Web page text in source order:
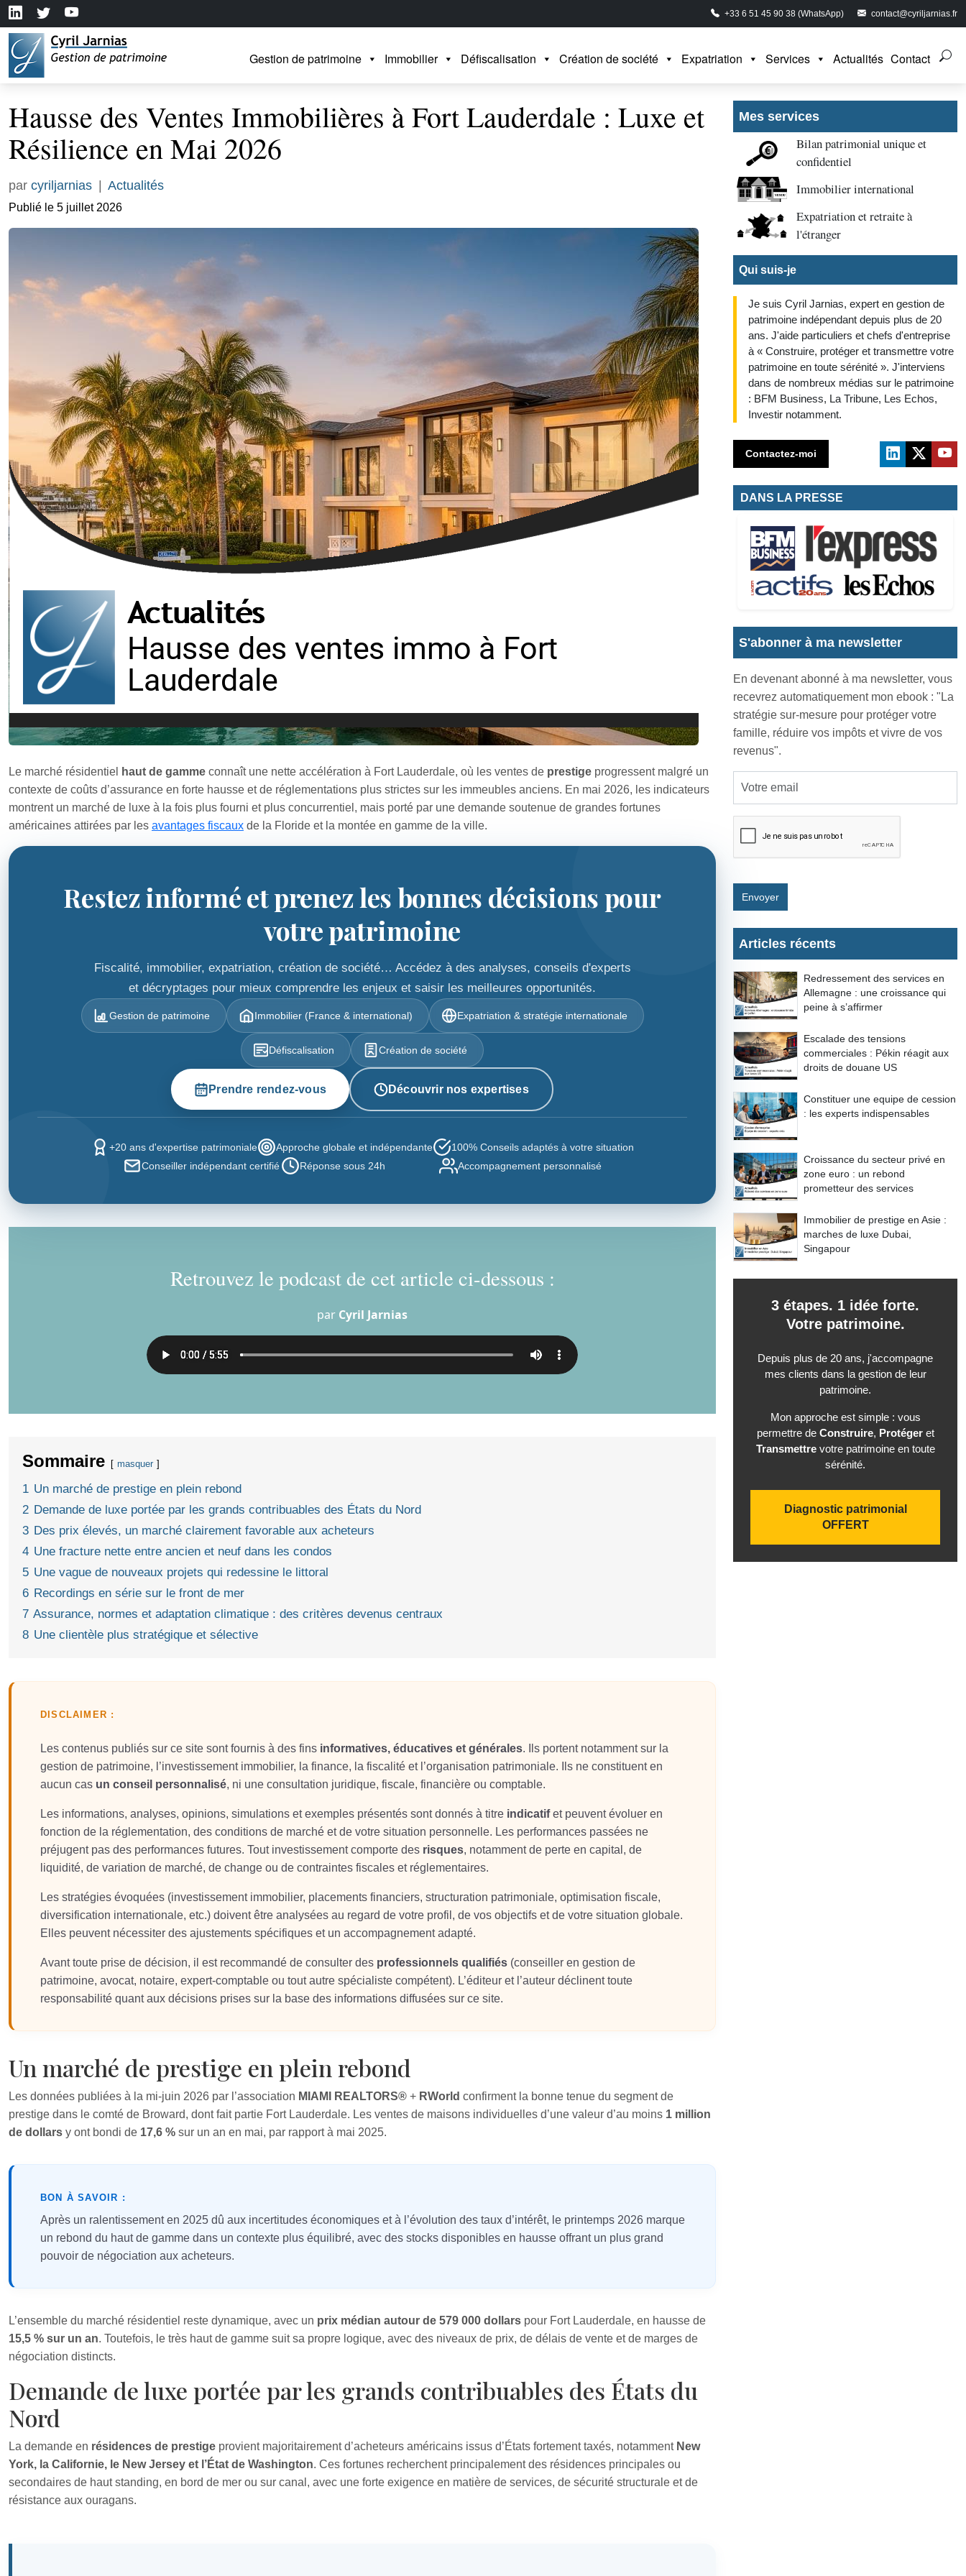
+33 6 51 45 90 38 (WhatsApp) contact@cyriljarnias.fr
Gestion de patrimoine Immobilier Défiscalisation Création de société Expatriation Services Actualités Contact
Hausse des Ventes Immobilières à Fort Lauderdale : Luxe et
Résilience en Mai 2026
par cyriljarnias Actualités
Publié le 5 juillet 2026
Le marché résidentiel haut de gamme connaît une nette accélération à Fort Lauderdale, où les ventes de prestige progressent malgré un
contexte de coûts d’assurance en forte hausse et de réglementations plus strictes sur les immeubles anciens. En mai 2026, les indicateurs
montrent un marché de luxe à la fois plus fourni et plus concurrentiel, mais porté par une demande soutenue de grandes fortunes
américaines attirées par les avantages fiscaux de la Floride et la montée en gamme de la ville.
Restez informé et prenez les bonnes décisions pour
votre patrimoine
Fiscalité, immobilier, expatriation, création de société… Accédez à des analyses, conseils d'experts
et décryptages pour mieux comprendre les enjeux et saisir les meilleures opportunités.
Gestion de patrimoine Immobilier (France & international) Expatriation & stratégie internationale
Défiscalisation Création de société
Prendre rendez-vous Découvrir nos expertises
+20 ans d'expertise patrimoniale Approche globale et indépendante
100% Conseils adaptés à votre situation
Conseiller indépendant certifié
Réponse sous 24h Accompagnement personnalisé
Retrouvez le podcast de cet article ci-dessous :
par Cyril Jarnias
Sommaire masquer
1 Un marché de prestige en plein rebond
2 Demande de luxe portée par les grands contribuables des États du Nord
3 Des prix élevés, un marché clairement favorable aux acheteurs
4 Une fracture nette entre ancien et neuf dans les condos
5 Une vague de nouveaux projets qui redessine le littoral
6 Recordings en série sur le front de mer
7 Assurance, normes et adaptation climatique : des critères devenus centraux
8 Une clientèle plus stratégique et sélective
DISCLAIMER :
Les contenus publiés sur ce site sont fournis à des fins informatives, éducatives et générales. Ils portent notamment sur la
gestion de patrimoine, l’investissement immobilier, la finance, la fiscalité et l’organisation patrimoniale. Ils ne constituent en
aucun cas un conseil personnalisé, ni une consultation juridique, fiscale, financière ou comptable.
Les informations, analyses, opinions, simulations et exemples présentés sont donnés à titre indicatifet peuvent évoluer en
fonction de la réglementation, des conditions de marché et de votre situation personnelle. Les performances passées ne
préjugent pas des performances futures. Tout investissement comporte des risques, notamment de perte en capital, de
liquidité, de variation de marché, de change ou de contraintes fiscales et réglementaires.
Les stratégies évoquées (investissement immobilier, placements financiers, structuration patrimoniale, optimisation fiscale,
diversification internationale, etc.) doivent être analysées au regard de votre profil, de vos objectifs et de votre situation globale.
Elles peuvent nécessiter des ajustements spécifiques et un accompagnement adapté.
Avant toute prise de décision, il est recommandé de consulter des professionnels qualifiés (conseiller en gestion de
patrimoine, avocat, notaire, expert-comptable ou tout autre spécialiste compétent). L’éditeur et l’auteur déclinent toute
responsabilité quant aux décisions prises sur la base des informations diffusées sur ce site.
Un marché de prestige en plein rebond
Les données publiées à la mi-juin 2026 par l’association MIAMI REALTORS® + RWorld confirment la bonne tenue du segment de
prestige dans le comté de Broward, dont fait partie Fort Lauderdale. Les ventes de maisons individuelles d’une valeur d’au moins 1 million
de dollars y ont bondi de 17,6 % sur un an en mai, par rapport à mai 2025.
BON À SAVOIR :
Après un ralentissement en 2025 dû aux incertitudes économiques et à l’évolution des taux d’intérêt, le printemps 2026 marque
un rebond du haut de gamme dans un contexte plus équilibré, avec des stocks disponibles en hausse offrant un plus grand
pouvoir de négociation aux acheteurs.
L’ensemble du marché résidentiel reste dynamique, avec un prix médian autour de 579 000 dollars pour Fort Lauderdale, en hausse de
15,5 % sur un an. Toutefois, le très haut de gamme suit sa propre logique, avec des niveaux de prix, de délais de vente et de marges de
négociation distincts.
Demande de luxe portée par les grands contribuables des États du
Nord
La demande en résidences de prestige provient majoritairement d’acheteurs américains issus d’États fortement taxés, notamment New
York, la Californie, le New Jersey et l’État de Washington. Ces fortunes recherchent principalement des résidences principales ou
secondaires de haut standing, en bord de mer ou sur canal, avec une forte exigence en matière de services, de sécurité structurale et de
résistance aux ouragans.
Mes services
Bilan patrimonial unique et
confidentiel
Immobilier international
Expatriation et retraite à
l'étranger
Qui suis-je
Je suis Cyril Jarnias, expert en gestion de
patrimoine indépendant depuis plus de 20
ans. J'aide particuliers et chefs d'entreprise
à « Construire, protéger et transmettre votre
patrimoine en toute sérénité ». J'interviens
dans de nombreux médias sur le patrimoine
: BFM Business, La Tribune, Les Echos,
Investir notamment.
Contactez-moi
DANS LA PRESSE
S'abonner à ma newsletter
En devenant abonné à ma newsletter, vous
recevrez automatiquement mon ebook : "La
stratégie sur-mesure pour protéger votre
famille, réduire vos impôts et vivre de vos
revenus".
Envoyer
Articles récents
Redressement des services en
Allemagne : une croissance qui
peine à s’affirmer
Escalade des tensions
commerciales : Pékin réagit aux
droits de douane US
Constituer une equipe de cession
: les experts indispensables
Croissance du secteur privé en
zone euro : un rebond
prometteur des services
Immobilier de prestige en Asie :
marches de luxe Dubai,
Singapour
3 étapes. 1 idée forte.
Votre patrimoine.
Depuis plus de 20 ans, j'accompagne
mes clients dans la gestion de leur
patrimoine.
Mon approche est simple : vous
permettre de Construire, Protégeret
Transmettrevotre patrimoine en toute
sérénité.
Diagnostic patrimonial
OFFERT